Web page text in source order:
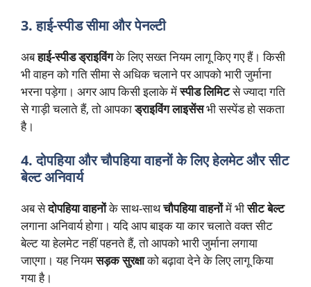
3. हाई-स्पीड सीमा और पेनल्टी
अबहाई-स्पीड ड्राइविंगके लिए सख्त नियम लागू किए गए हैं। किसी
भी वाहन को गति सीमा से अधिक चलाने पर आपको भारी जुर्माना
भरना पड़ेगा। अगर आप किसी इलाके मेंस्पीड लिमिटसे ज्यादा गति
से गाड़ी चलाते हैं, तो आपकाड्राइविंग लाइसेंसभी सस्पेंड हो सकता
है।
4. दोपहिया और चौपहिया वाहनों के लिए हेलमेट और सीट
बेल्ट अनिवार्य
अब सेदोपहिया वाहनोंके साथ-साथचौपहिया वाहनोंमें भीसीट बेल्ट
लगाना अनिवार्य होगा। यदि आप बाइक या कार चलाते वक्त सीट
बेल्ट या हेलमेट नहीं पहनते हैं, तो आपको भारी जुर्माना लगाया
जाएगा। यह नियमसड़क सुरक्षाको बढ़ावा देने के लिए लागू किया
गया है।